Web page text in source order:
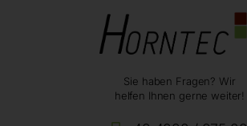
Sie haben Fragen? Wir
helfen Ihnen gerne weiter!